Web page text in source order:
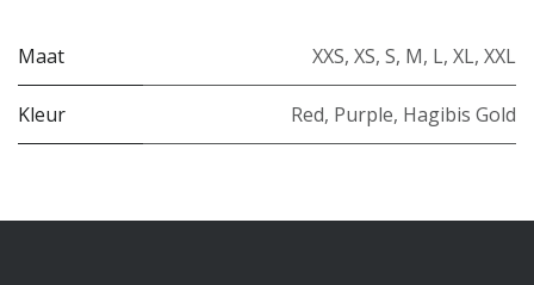
Maat XXS, XS, S, M, L, XL, XXL
Kleur Red, Purple, Hagibis Gold